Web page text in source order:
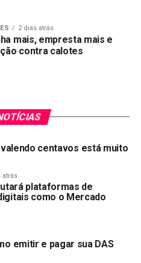
2 dias atrás
mais, empresta mais e
contra calotes
centavos está muito
atrás
plataformas de
como o Mercado
emitir e pagar sua DAS